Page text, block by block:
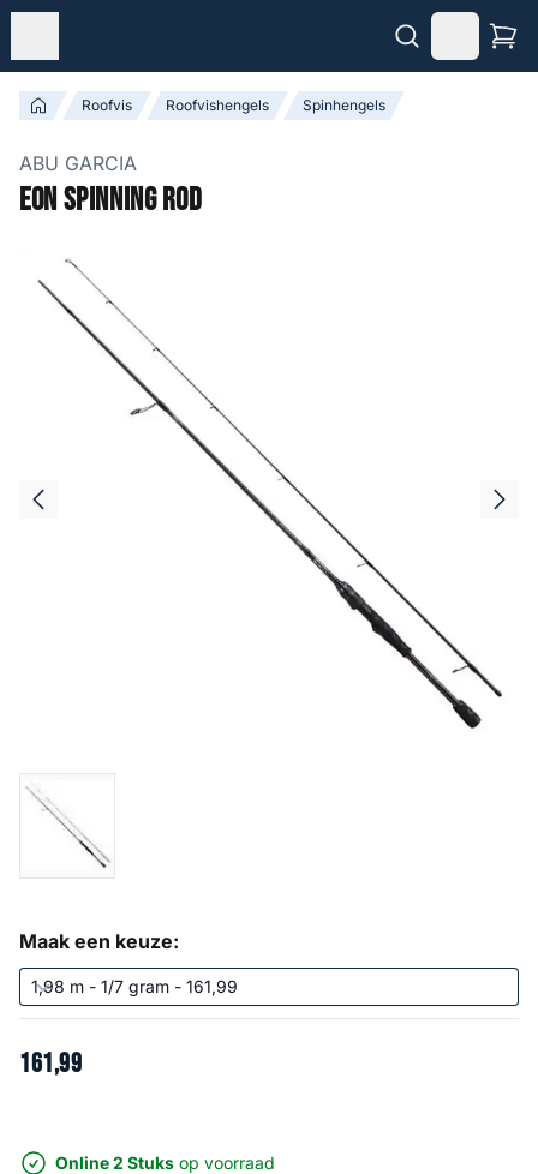
Roofvis Roofvishengels Spinhengels
ABU GARCIA
EON Spinning Rod
Maak een keuze:
161,99
Online 2 Stuks op voorraad